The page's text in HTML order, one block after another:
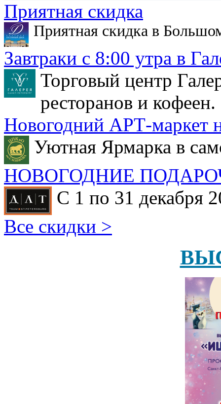
Приятная скидка
Приятная скидка в
Завтраки с 8:00 утра в
Торговый центр
ресторанов и кофеен.
Новогодний АРТ-маркет
Уютная Ярмарка в
НОВОГОДНИЕ
С 1 по 31 декабря
Все скидки >